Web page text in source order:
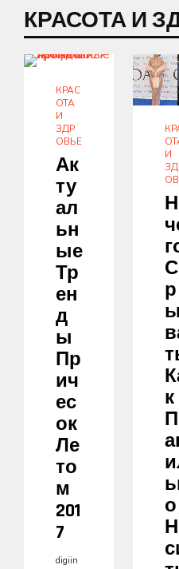
КРАСОТА И
КРАС
ОТА
И
ЗДР
ОВЬЕ
Ак
Ту
Ал
Ьн
Ые
Тр
Ен
Д
Ы
Пр
Ич
Ес
Ок
Ле
То
М
201
7
digiin
И
Р
Ы
К
О